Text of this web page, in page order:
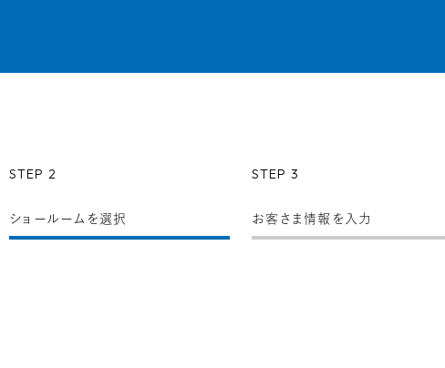
STEP 2
ショールーム を選択
STEP 3
お客さま情報 を入力